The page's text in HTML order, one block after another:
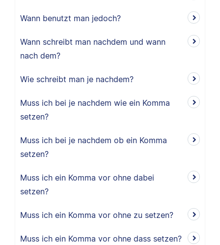
Wann benutzt man jedoch?
Wann schreibt man nachdem und wann
nach dem?
Wie schreibt man je nachdem?
Muss ich bei je nachdem wie ein Komma
setzen?
Muss ich bei je nachdem ob ein Komma
setzen?
Muss ich ein Komma vor ohne dabei
setzen?
Muss ich ein Komma vor ohne zu setzen?
Muss ich ein Komma vor ohne dass setzen?